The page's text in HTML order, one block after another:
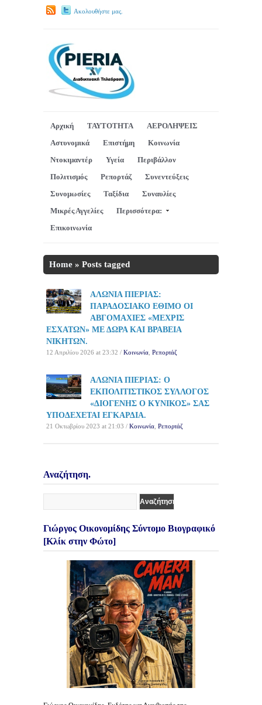
Ακολουθήστε μας.
Αρχική ΤΑΥΤΟΤΗΤΑ
ΑΕΡΟΛΗΨΕΙΣ
Αστυνομικά
Επιστήμη
Κοινωνία
Ντοκιμαντέρ
Υγεία
Περιβάλλον
Πολιτισμός
Ρεπορτάζ
Συνεντεύξεις
Συνομωσίες
Ταξίδια
Συναυλίες
Μικρές Αγγελίες
Περισσότερα:
Επικοινωνία
Home » Posts tagged
ΑΛΩΝΙΑ ΠΙΕΡΙΑΣ:
ΠΑΡΑΔΟΣΙΑΚΟ ΕΘΙΜΟ ΟΙ
ΑΒΓΟΜΑΧΙΕΣ «ΜΕΧΡΙΣ
ΕΣΧΑΤΩΝ» ΜΕ ΔΩΡΑ ΚΑΙ ΒΡΑΒΕΙΑ
ΝΙΚΗΤΩΝ.
12 Απριλίου 2026 at 23:32 / Κοινωνία Ρεπορτάζ
ΑΛΩΝΙΑ ΠΙΕΡΙΑΣ: Ο
ΕΚΠΟΛΙΤΙΣΤΙΚΟΣ ΣΥΛΛΟΓΟΣ
«ΔΙΟΓΕΝΗΣ Ο ΚΥΝΙΚΟΣ» ΣΑΣ
ΥΠΟΔΕΧΕΤΑΙ ΕΓΚΑΡΔΙΑ.
21 Οκτωβρίου 2023 at 21:03 / Κοινωνία Ρεπορτάζ
Αναζήτηση.
Γιώργος Οικονομίδης Σύντομο Βιογραφικό
[Κλίκ στην Φώτο]